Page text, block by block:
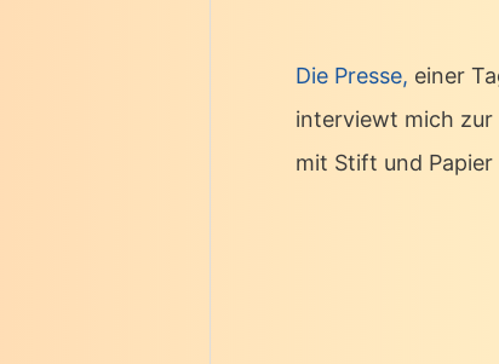
Die Presse, einer
interviewt mich zur
mit Stift und